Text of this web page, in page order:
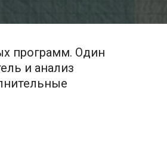
программ. Один
и анализ